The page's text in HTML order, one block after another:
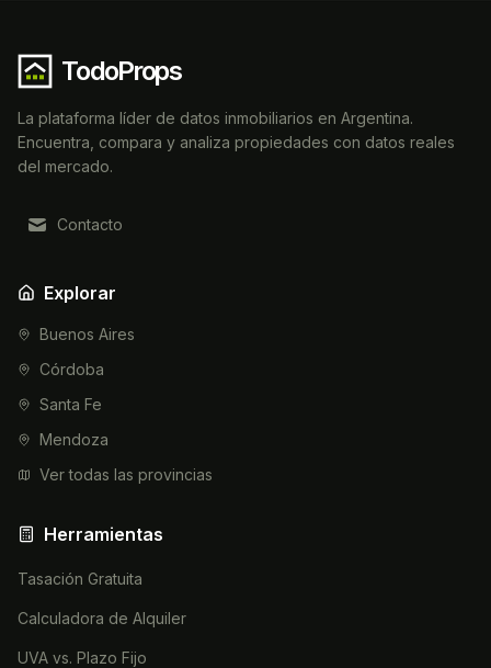
TodoProps
La plataforma líder de datos inmobiliarios en Argentina.
Encuentra, compara y analiza propiedades con datos reales
del mercado.
Contacto
Explorar
Buenos Aires
Córdoba
Santa Fe
Mendoza
Ver todas las provincias
Herramientas
Tasación Gratuita
Calculadora de Alquiler
UVA vs. Plazo Fijo